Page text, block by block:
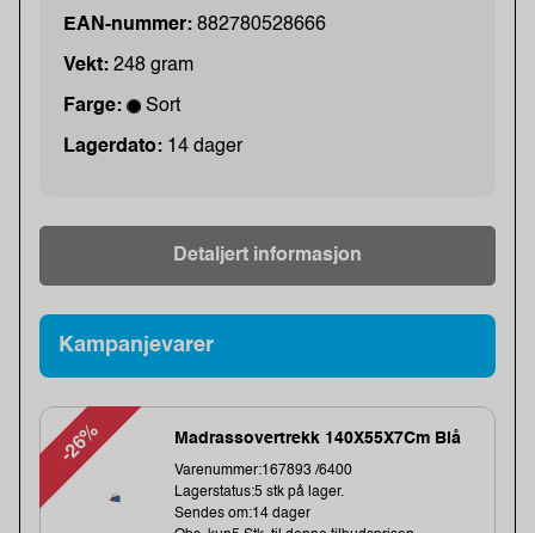
EAN-nummer: 882780528666
Vekt: 248 gram
Farge: Sort
Lagerdato: 14 dager
Detaljert informasjon
Kampanjevarer
-26% Madrassovertrekk 140X55X7Cm Blå
Varenummer:167893 /6400
Lagerstatus:5 stk på lager.
Sendes om:14 dager